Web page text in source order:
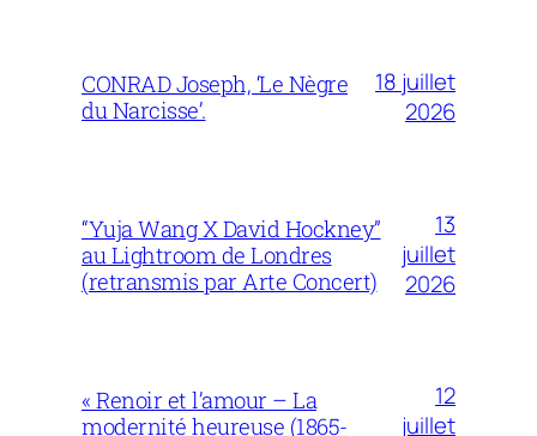
CONRAD Joseph, ‘Le Nègre
du Narcisse’.
18 juillet
2026
“Yuja Wang X David Hockney”
au Lightroom de Londres
(retransmis par Arte Concert)
13
juillet
2026
« Renoir et l’amour – La
modernité heureuse (1865-
12
juillet